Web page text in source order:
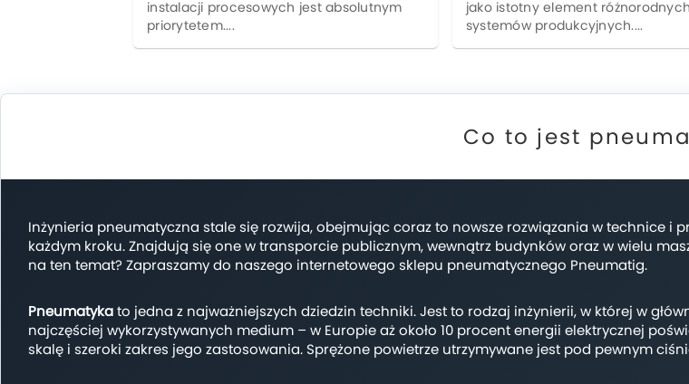
instalacji procesowych jest absolutnym
priorytetem....
jako istotny element różnorodnych
systemów produkcyjnych....
Co to jest
Inżynieria pneumatyczna stale się rozwija, obejmując coraz to nowsze rozwiązania w technice i
każdym kroku. Znajdują się one w transporcie publicznym, wewnątrz budynków oraz w wielu
na ten temat? Zapraszamy do naszego internetowego sklepu pneumatycznego Pneumatig.
Pneumatykato jedna z najważniejszych dziedzin techniki. Jest to rodzaj inżynierii, w której w
najczęściej wykorzystywanych medium – w Europie aż około 10 procent energii elektrycznej
skalę i szeroki zakres jego zastosowania. Sprężone powietrze utrzymywane jest pod pewnym